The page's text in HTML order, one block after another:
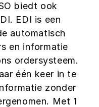
biedt ook
EDI is een
automatisch
en informatie
ordersysteem.
één keer in te
zonder
Met 1